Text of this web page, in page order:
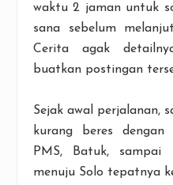
waktu 2 jaman untuk
sana sebelum
Cerita agak
buatkan postingan
Sejak awal perjalanan,
kurang beres
PMS, Batuk,
menuju Solo tepatnya